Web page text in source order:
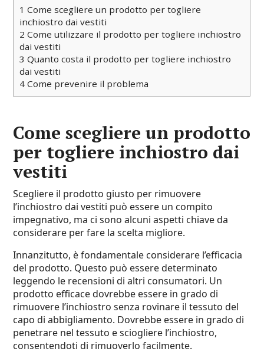
1 Come scegliere un prodotto per togliere
inchiostro dai vestiti
2 Come utilizzare il prodotto per togliere inchiostro
dai vestiti
3 Quanto costa il prodotto per togliere inchiostro
dai vestiti
4 Come prevenire il problema
Come scegliere un prodotto
per togliere inchiostro dai
vestiti
Scegliere il prodotto giusto per rimuovere
l’inchiostro dai vestiti può essere un compito
impegnativo, ma ci sono alcuni aspetti chiave da
considerare per fare la scelta migliore.
Innanzitutto, è fondamentale considerare l’efficacia
del prodotto. Questo può essere determinato
leggendo le recensioni di altri consumatori. Un
prodotto efficace dovrebbe essere in grado di
rimuovere l’inchiostro senza rovinare il tessuto del
capo di abbigliamento. Dovrebbe essere in grado di
penetrare nel tessuto e sciogliere l’inchiostro,
consentendoti di rimuoverlo facilmente.